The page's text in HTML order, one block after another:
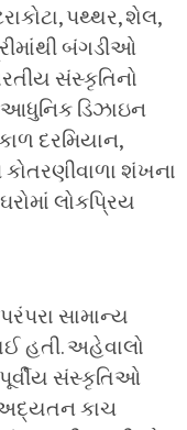
પથ્થર, શેલ,
બંગડીઓ
સંસ્કૃતિનો
આધુનિક ડિઝાઇન
દરમિયાન,
શંખના
લોકપ્રિય
સામાન્ય
અહેવાલો
સંસ્કૃતિઓ
અદ્યતન કાચ